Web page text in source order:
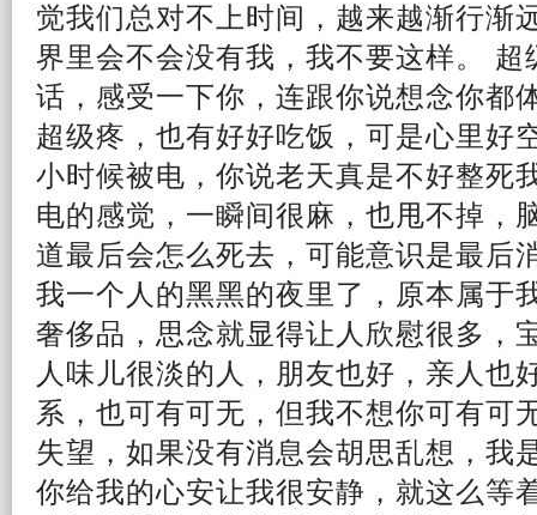
觉我们总对不上时间，越来越渐行渐
界里会不会没有我，我不要这样。 超
话，感受一下你，连跟你说想念你都
超级疼，也有好好吃饭，可是心里好
小时候被电，你说老天真是不好整死
电的感觉，一瞬间很麻，也甩不掉，
道最后会怎么死去，可能意识是最后
我一个人 的黑黑的夜里了，原本属于
奢侈品， 思念就显得让人欣慰很多，
人味儿很淡的人， 朋友也好，亲人也
系，也可有可无，但我不想你可有可
失望 ， 如果没有消息会胡思乱想，我
你给我的心安让我很安静，就这么等